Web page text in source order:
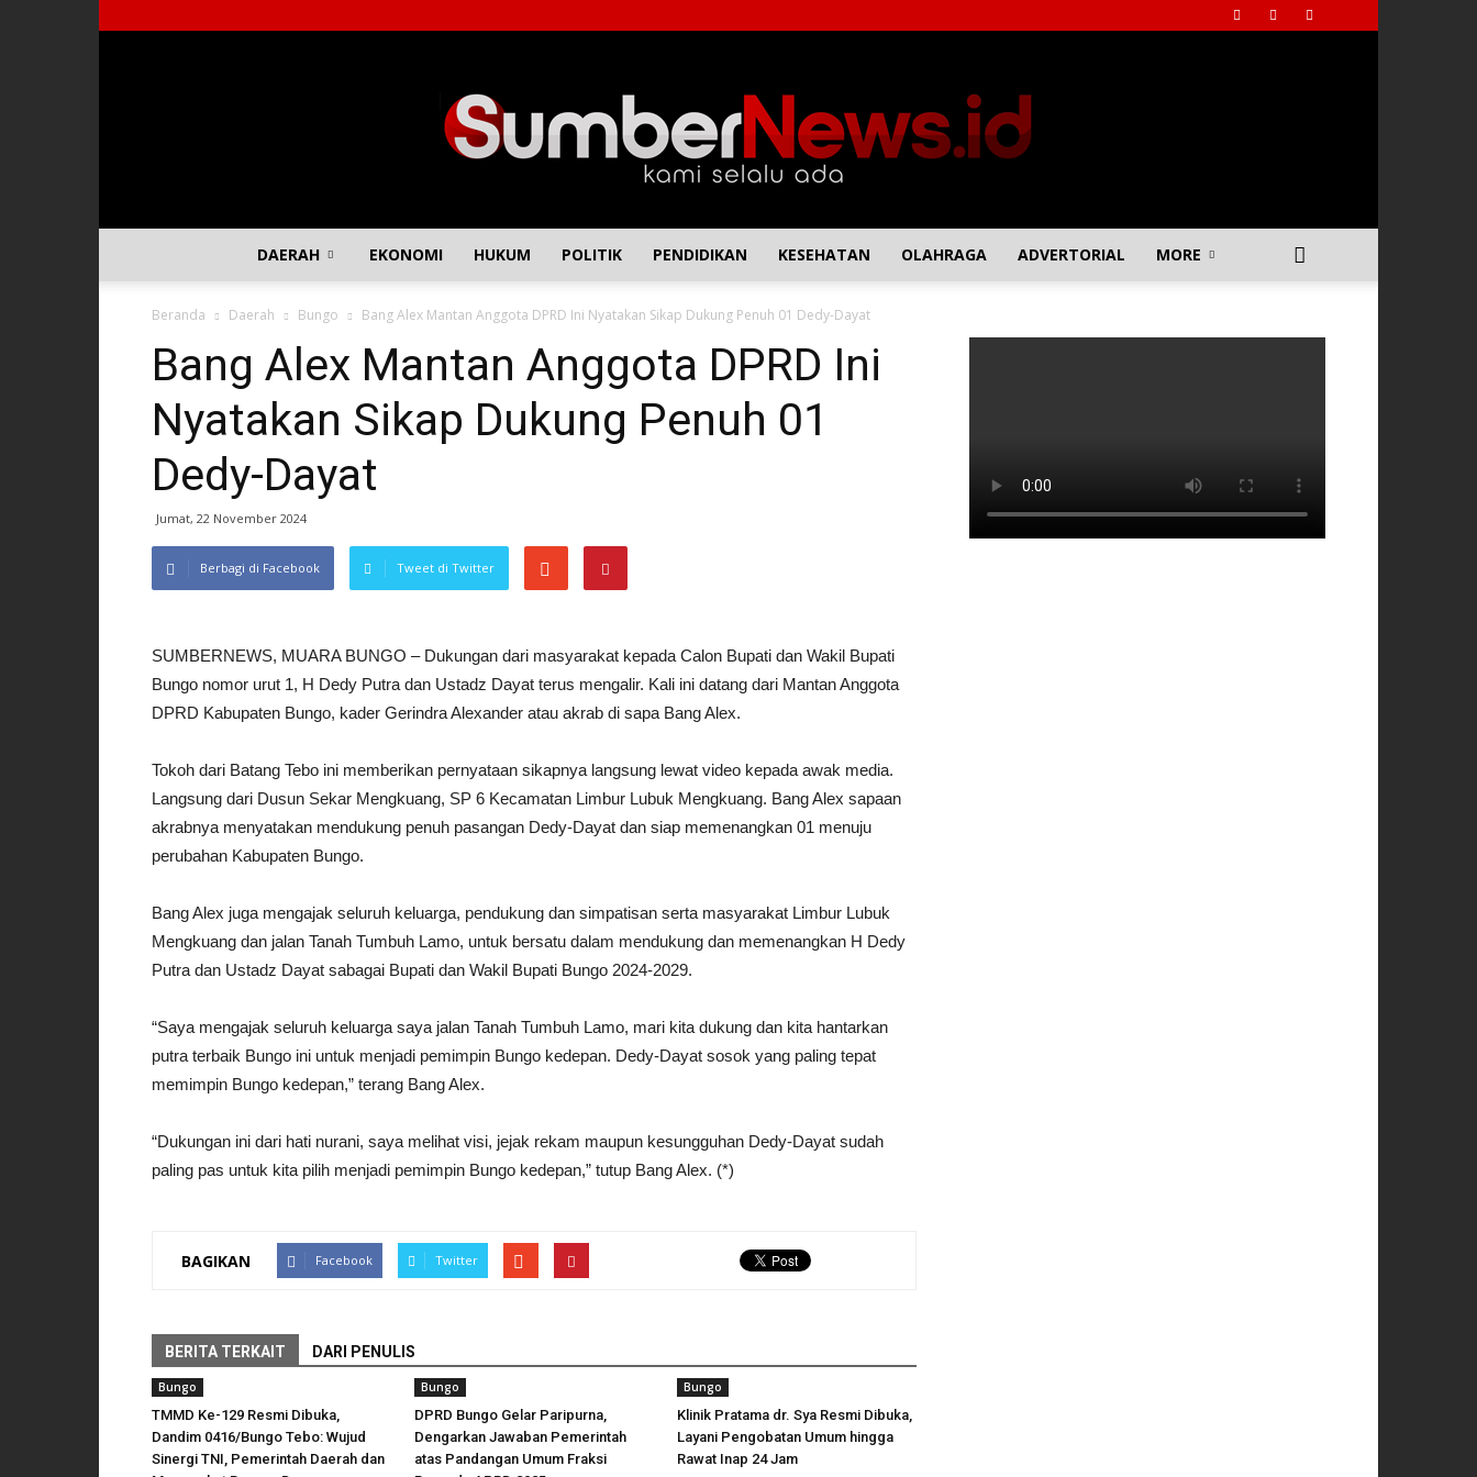
DAERAH EKONOMI HUKUM POLITIK PENDIDIKAN KESEHATAN OLAHRAGA ADVERTORIAL MORE
Beranda Daerah Bungo Bang Alex Mantan Anggota DPRD Ini Nyatakan Sikap Dukung Penuh 01 Dedy-Dayat
Bang Alex Mantan Anggota DPRD Ini
Nyatakan Sikap Dukung Penuh 01
Dedy-Dayat
Jumat, 22 November 2024
Berbagi di Facebook Tweet di Twitter
SUMBERNEWS, MUARA BUNGO – Dukungan dari masyarakat kepada Calon Bupati dan Wakil Bupati
Bungo nomor urut 1, H Dedy Putra dan Ustadz Dayat terus mengalir. Kali ini datang dari Mantan Anggota
DPRD Kabupaten Bungo, kader Gerindra Alexander atau akrab di sapa Bang Alex.
Tokoh dari Batang Tebo ini memberikan pernyataan sikapnya langsung lewat video kepada awak media.
Langsung dari Dusun Sekar Mengkuang, SP 6 Kecamatan Limbur Lubuk Mengkuang. Bang Alex sapaan
akrabnya menyatakan mendukung penuh pasangan Dedy-Dayat dan siap memenangkan 01 menuju
perubahan Kabupaten Bungo.
Bang Alex juga mengajak seluruh keluarga, pendukung dan simpatisan serta masyarakat Limbur Lubuk
Mengkuang dan jalan Tanah Tumbuh Lamo, untuk bersatu dalam mendukung dan memenangkan H Dedy
Putra dan Ustadz Dayat sabagai Bupati dan Wakil Bupati Bungo 2024-2029.
“Saya mengajak seluruh keluarga saya jalan Tanah Tumbuh Lamo, mari kita dukung dan kita hantarkan
putra terbaik Bungo ini untuk menjadi pemimpin Bungo kedepan. Dedy-Dayat sosok yang paling tepat
memimpin Bungo kedepan,” terang Bang Alex.
“Dukungan ini dari hati nurani, saya melihat visi, jejak rekam maupun kesungguhan Dedy-Dayat sudah
paling pas untuk kita pilih menjadi pemimpin Bungo kedepan,” tutup Bang Alex. (*)
BAGIKAN Facebook Twitter
BERITA TERKAIT DARI PENULIS
Bungo
TMMD Ke-129 Resmi Dibuka,
Dandim 0416/Bungo Tebo: Wujud
Sinergi TNI, Pemerintah Daerah dan
Bungo
DPRD Bungo Gelar Paripurna,
Dengarkan Jawaban Pemerintah
atas Pandangan Umum Fraksi
Bungo
Klinik Pratama dr. Sya Resmi Dibuka,
Layani Pengobatan Umum hingga
Rawat Inap 24 Jam